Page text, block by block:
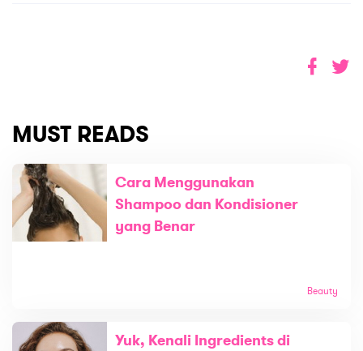
MUST READS
Cara Menggunakan
Shampoo dan Kondisioner
yang Benar
Beauty
Yuk, Kenali Ingredients di